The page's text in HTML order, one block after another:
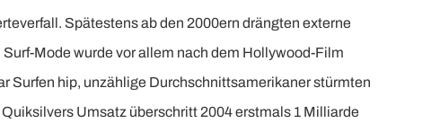
Spätestens ab den 2000ern drängten externe
Mode wurde vor allem nach dem Hollywood-Film
Surfen hip, unzählige Durchschnittsamerikaner stürmten
Umsatz überschritt 2004 erstmals 1 Milliarde